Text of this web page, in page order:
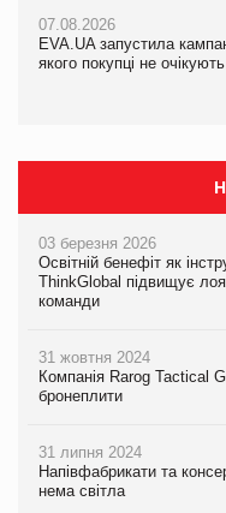
07.08.2026
EVA.UA запустила
якого покупці не
07.08.2026
EVA.UA запустила
якого покупці не
03 березня 2026
Освітній бенефіт як
ThinkGlobal підвищує
команди
31 жовтня 2024
Компанія Rarog Tactical
бронеплити
31 липня 2024
Напівфабрикати та
нема світла